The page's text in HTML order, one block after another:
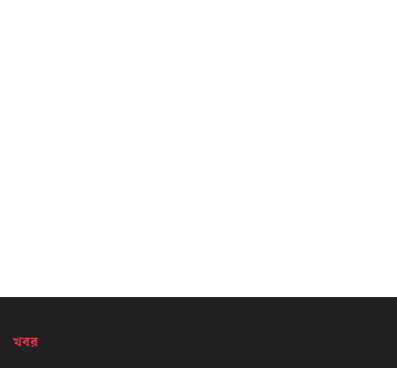
খবর